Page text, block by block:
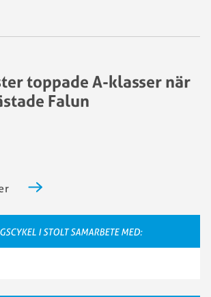
toppade A-klasser när
Falun
I STOLT SAMARBETE MED: